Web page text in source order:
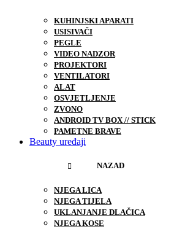
KUHINJSKI APARATI
USISIVAČI
PEGLE
VIDEO NADZOR
PROJEKTORI
VENTILATORI
ALAT
OSVJETLJENJE
ZVONO
ANDROID TV BOX // STICK
PAMETNE BRAVE
Beauty uređaji
NAZAD
NJEGA LICA
NJEGA TIJELA
UKLANJANJE DLAČICA
NJEGA KOSE